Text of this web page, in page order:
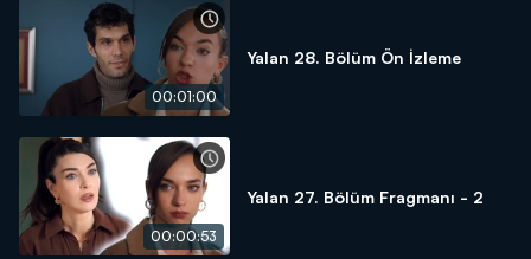
00:01:00
Yalan 28. Bölüm Ön İzleme
00:00:53
Yalan 27. Bölüm Fragmanı - 2